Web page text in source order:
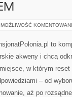
MOŻLIWOŚĆ
to
akweny i chcą
w którym
– od
aż po